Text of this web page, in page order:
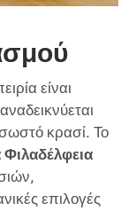
είναι
κρασί. Το
Φιλαδέλφεια
επιλογές